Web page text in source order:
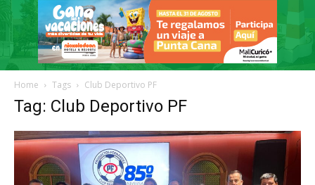
Home Tags Club Deportivo PF
Tag: Club Deportivo PF